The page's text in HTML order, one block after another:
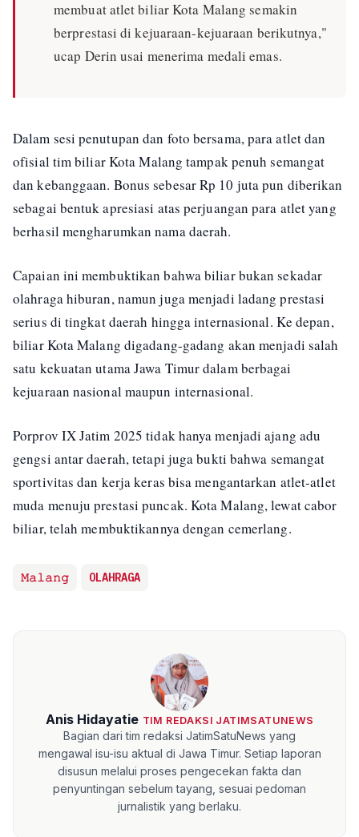
membuat atlet biliar Kota Malang semakin
berprestasi di kejuaraan-kejuaraan berikutnya,"
ucap Derin usai menerima medali emas.
Dalam sesi penutupan dan foto bersama, para atlet dan
ofisial tim biliar Kota Malang tampak penuh semangat
dan kebanggaan. Bonus sebesar Rp 10 juta pun diberikan
sebagai bentuk apresiasi atas perjuangan para atlet yang
berhasil mengharumkan nama daerah.
Capaian ini membuktikan bahwa biliar bukan sekadar
olahraga hiburan, namun juga menjadi ladang prestasi
serius di tingkat daerah hingga internasional. Ke depan,
biliar Kota Malang digadang-gadang akan menjadi salah
satu kekuatan utama Jawa Timur dalam berbagai
kejuaraan nasional maupun internasional.
Porprov IX Jatim 2025 tidak hanya menjadi ajang adu
gengsi antar daerah, tetapi juga bukti bahwa semangat
sportivitas dan kerja keras bisa mengantarkan atlet-atlet
muda menuju prestasi puncak. Kota Malang, lewat cabor
biliar, telah membuktikannya dengan cemerlang.
𝙼𝚊𝚕𝚊𝚗𝚐 OLAHRAGA
Anis Hidayatie TIM REDAKSI JATIMSATUNEWS
Bagian dari tim redaksi JatimSatuNews yang
mengawal isu-isu aktual di Jawa Timur. Setiap laporan
disusun melalui proses pengecekan fakta dan
penyuntingan sebelum tayang, sesuai pedoman
jurnalistik yang berlaku.